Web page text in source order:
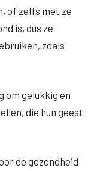
of zelfs met ze
is, dus ze
zoals
om gelukkig en
die hun geest
de gezondheid